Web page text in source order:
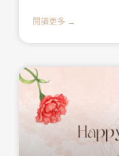
閱讀更多 →